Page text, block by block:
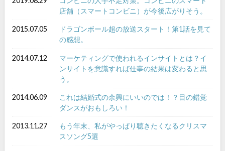
店舗（スマートコンビニ）が今後広がりそう。
2015.07.05
ドラゴンボール超の放送スタート！第1話を見て
の感想。
2014.07.12
マーケティングで使われるインサイトとは？イ
ンサイトを意識すれば仕事の結果は変わると思
う。
2014.06.09
これは結婚式の余興にいいのでは！？目の錯覚
ダンスがおもしろい！
2013.11.27
もう年末、私がやっぱり聴きたくなるクリスマ
スソング5選